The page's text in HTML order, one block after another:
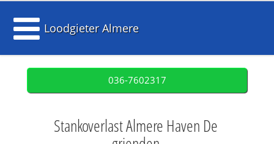
Loodgieter Almere
036-7602317
Stankoverlast Almere Haven De